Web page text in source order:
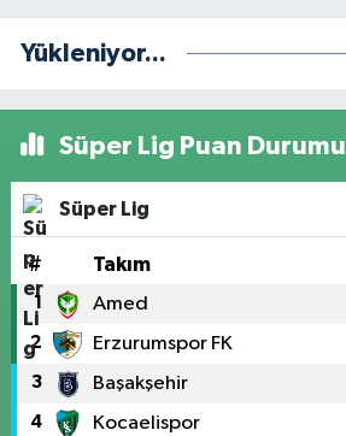
Yükleniyor...
Süper Lig Puan Durumu
Süper Lig
# Takım
1 Amed
2 Erzurumspor FK
3 Başakşehir
4 Kocaelispor